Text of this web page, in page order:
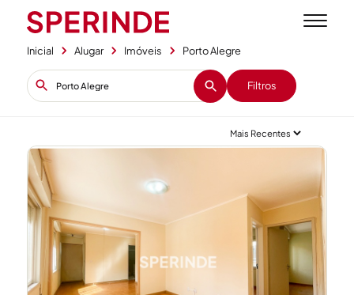
Inicial Alugar Imóveis Porto Alegre
Filtros